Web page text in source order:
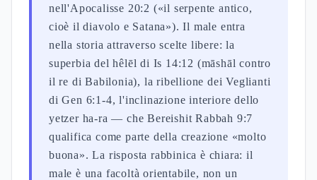
nell'Apocalisse 20:2 («il serpente antico,
cioè il diavolo e Satana»). Il male entra
nella storia attraverso scelte libere: la
superbia del hêlēl di Is 14:12 (māshāl contro
il re di Babilonia), la ribellione dei Veglianti
di Gen 6:1-4, l'inclinazione interiore dello
yetzer ha-ra — che Bereishit Rabbah 9:7
qualifica come parte della creazione «molto
buona». La risposta rabbinica è chiara: il
male è una facoltà orientabile, non un